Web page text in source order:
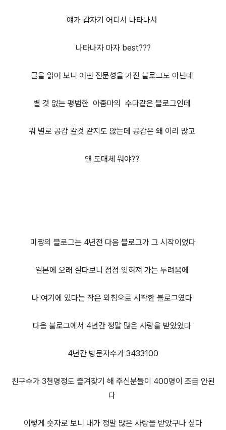
얘가 갑자기 어디서 나타나서
나타나자 마자 best???
글을 읽어 보니 어떤 전문성을 가진 블로그도 아닌데
별 것 없는 평범한 아줌마의 수다같은 블로그인데
뭐 별로 공감 갈것 같지도 않는데 공감은 왜 이리 많고
얜 도대체 뭐야??
미짱의 블로그는 4년전 다음 블로그가 그 시작이었다
일본에 오래 살다보니 점점 잊혀져 가는 두려움에
나 여기에 있다는 작은 외침으로 시작한 블로그였다
다음 블로그에서 4년간 정말 많은 사랑을 받았었다
4년간 방문자수가 3433100
친구수가 3천명정도 즐겨찾기 해 주신분들이 400명이 조금 안된
다
이렇게 숫자로 보니 내가 정말 많은 사랑을 받았구나 싶다